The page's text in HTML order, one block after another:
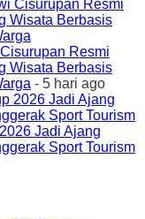
Resmi
Wisata Berbasis
- 5 hari ago
Jadi Ajang
Sport Tourism